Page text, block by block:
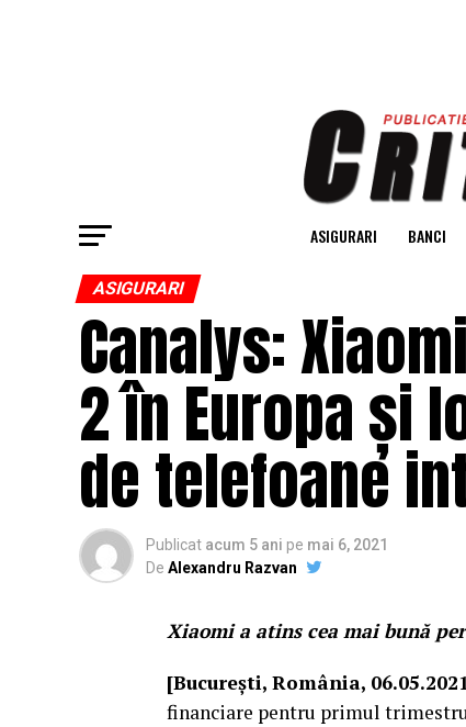
ASIGURARI BANCI
ASIGURARI
Canalys:
2 în Europa și
de telefoane
Publicat acum 5 ani pe mai 6, 2021
De Alexandru Razvan
Xiaomi a atins cea mai bună
[București, România,
financiare pentru primul